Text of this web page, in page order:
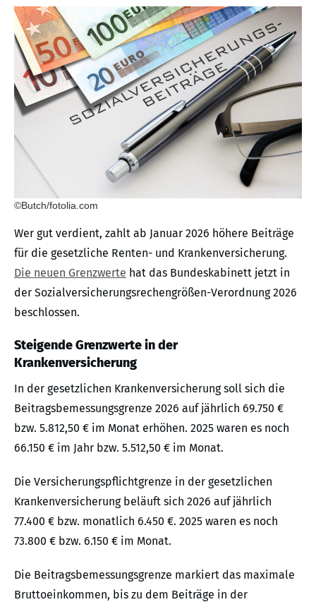
©Butch/fotolia.com
Wer gut verdient, zahlt ab Januar 2026 höhere Beiträge
für die gesetzliche Renten- und Krankenversicherung.
Die neuen Grenzwerte hat das Bundeskabinett jetzt in
der Sozialversicherungsrechengrößen-Verordnung 2026
beschlossen.
Steigende Grenzwerte in der
Krankenversicherung
In der gesetzlichen Krankenversicherung soll sich die
Beitragsbemessungsgrenze 2026 auf jährlich 69.750 €
bzw. 5.812,50 € im Monat erhöhen. 2025 waren es noch
66.150 € im Jahr bzw. 5.512,50 € im Monat.
Die Versicherungspflichtgrenze in der gesetzlichen
Krankenversicherung beläuft sich 2026 auf jährlich
77.400 € bzw. monatlich 6.450 €. 2025 waren es noch
73.800 € bzw. 6.150 € im Monat.
Die Beitragsbemessungsgrenze markiert das maximale
Bruttoeinkommen, bis zu dem Beiträge in der